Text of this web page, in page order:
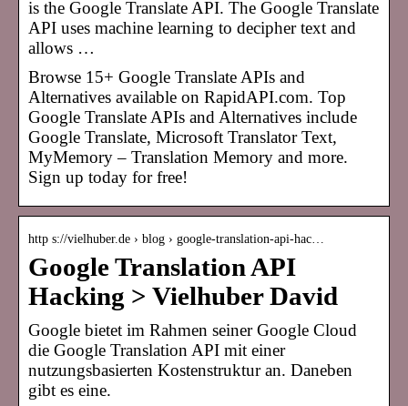
is the Google Translate API. The Google Translate
API uses machine learning to decipher text and
allows …
Browse 15+ Google Translate APIs and
Alternatives available on RapidAPI.com. Top
Google Translate APIs and Alternatives include
Google Translate, Microsoft Translator Text,
MyMemory – Translation Memory and more.
Sign up today for free!
http s://vielhuber.de › blog › google-translation-api-hac…
Google Translation API
Hacking > Vielhuber David
Google bietet im Rahmen seiner Google Cloud
die Google Translation API mit einer
nutzungsbasierten Kostenstruktur an. Daneben
gibt es eine.